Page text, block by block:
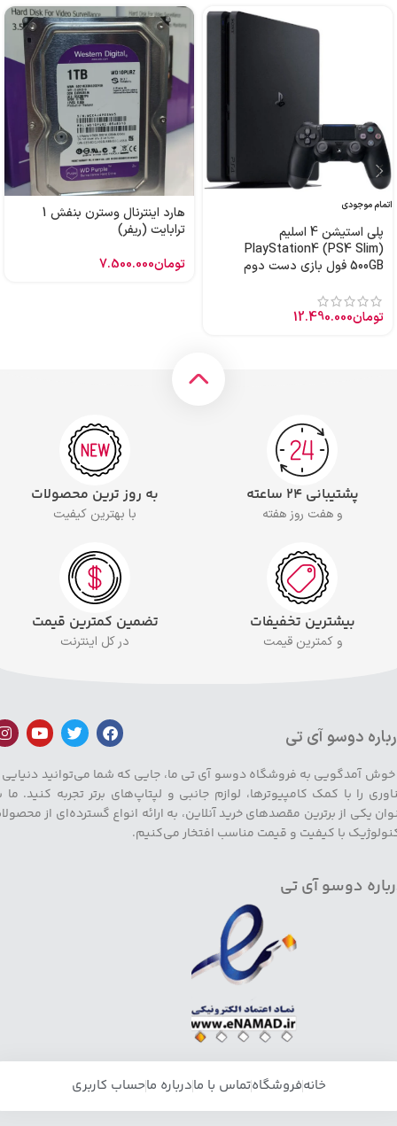
اتمام موجودی
پلی استیشن 4 اسلیم
PlayStation4 (PS4 Slim)
500GB فول بازی دست دوم
تومان12.490.000
هارد اینترنال وسترن بنفش 1
ترابایت (ریفر)
تومان7.500.000
پشتیبانی ۲۴ ساعته
و هفت روز هفته
به روز ترین محصولات
با بهترین کیفیت
بیشترین تخفیفات
و کمترین قیمت
تضمین کمترین قیمت
در کل اینترنت
دوسو آی تی
خوش آمدگویی به فروشگاه دوسو آی تی ما، جایی که شما می‌توانید دنیایی
را با کمک کامپیوترها، لوازم جانبی و لپتاپ‌های برتر تجربه کنید. ما
یکی از برترین مقصدهای خرید آنلاین، به ارائه انواع گسترده‌ای از
با کیفیت و قیمت مناسب افتخار می‌کنیم.
دوسو آی تی
خانهفروشگاهتماس با مادرباره ماحساب کاربری